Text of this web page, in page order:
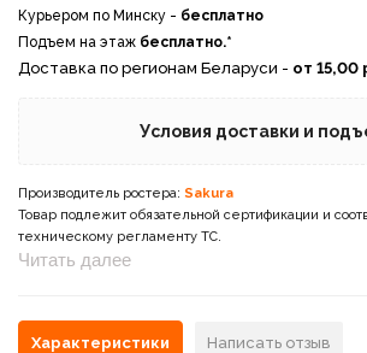
Курьером по Минску - бесплатно
Подъем на этаж бесплатно.*
Доставка по регионам Беларуси - от 15,00
Условия доставки и
Производитель ростера: Sakura
Товар подлежит обязательной сертификации и
техническому регламенту ТС.
Читать далее
Характеристики Написать отзыв